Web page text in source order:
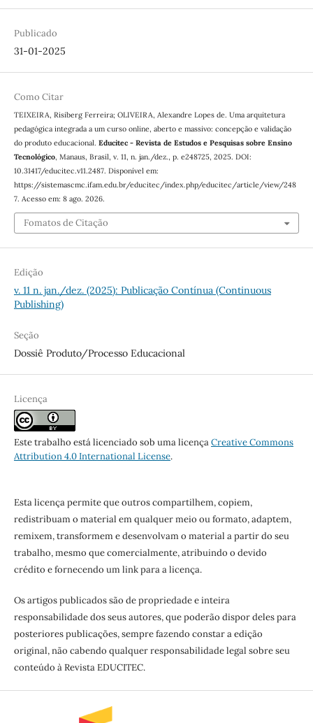
Publicado
31-01-2025
Como Citar
TEIXEIRA, Risiberg Ferreira; OLIVEIRA, Alexandre Lopes de. Uma arquitetura
pedagógica integrada a um curso online, aberto e massivo: concepção e validação
do produto educacional. Educitec - Revista de Estudos e Pesquisas sobre Ensino
Tecnológico, Manaus, Brasil, v. 11, n. jan./dez., p. e248725, 2025. DOI:
10.31417/educitec.v11.2487. Disponível em:
https://sistemascmc.ifam.edu.br/educitec/index.php/educitec/article/view/248
7. Acesso em: 8 ago. 2026.
Fomatos de Citação
Edição
v. 11 n. jan./dez. (2025): Publicação Contínua (Continuous
Publishing)
Seção
Dossiê Produto/Processo Educacional
Licença
Este trabalho está licenciado sob uma licençaCreative Commons
Attribution 4.0 International License.
Esta licença permite que outros compartilhem, copiem,
redistribuam o material em qualquer meio ou formato, adaptem,
remixem, transformem e desenvolvam o material a partir do seu
trabalho, mesmo que comercialmente, atribuindo o devido
crédito e fornecendo um link para a licença.
Os artigos publicados são de propriedade e inteira
responsabilidade dos seus autores, que poderão dispor deles para
posteriores publicações, sempre fazendo constar a edição
original, não cabendo qualquer responsabilidade legal sobre seu
conteúdo à Revista EDUCITEC.